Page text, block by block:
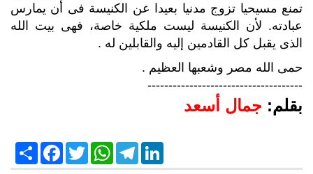
تمنع مسيحيا تزوج مدنيا بعيدا عن الكنيسة فى أن يمارس
عبادته. لأن الكنيسة ليست ملكية خاصة، فهى بيت الله
الذى يقبل كل القادمين إليه والقابلين له .
حمى الله مصر وشعبها العظيم .
-------------------------------------
بقلم: جمال أسعد
S
h
a
F
a
c
T
w
i
W
h
a
T
e
l
L
i
n